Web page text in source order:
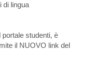
di lingua
studenti, è
il NUOVO link del